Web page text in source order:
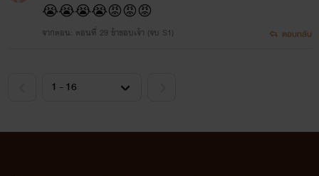
😭😭😭😭😡😡😡
จากตอน: ตอนที่ 29 ข้าชอบเจ้า (จบ S1) ตอบกลับ